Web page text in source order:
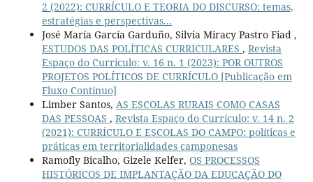
2 (2022): CURRÍCULO E TEORIA DO DISCURSO: temas,
estratégias e perspectivas...
José María García Garduño, Silvia Miracy Pastro Fiad ,
ESTUDOS DAS POLÍTICAS CURRICULARES , Revista
Espaço do Currículo: v. 16 n. 1 (2023): POR OUTROS
PROJETOS POLÍTICOS DE CURRÍCULO [Publicação em
Fluxo Contínuo]
Limber Santos, AS ESCOLAS RURAIS COMO CASAS
DAS PESSOAS , Revista Espaço do Currículo: v. 14 n. 2
(2021): CURRÍCULO E ESCOLAS DO CAMPO: políticas e
práticas em territorialidades camponesas
Ramofly Bicalho, Gizele Kelfer, OS PROCESSOS
HISTÓRICOS DE IMPLANTAÇÃO DA EDUCAÇÃO DO